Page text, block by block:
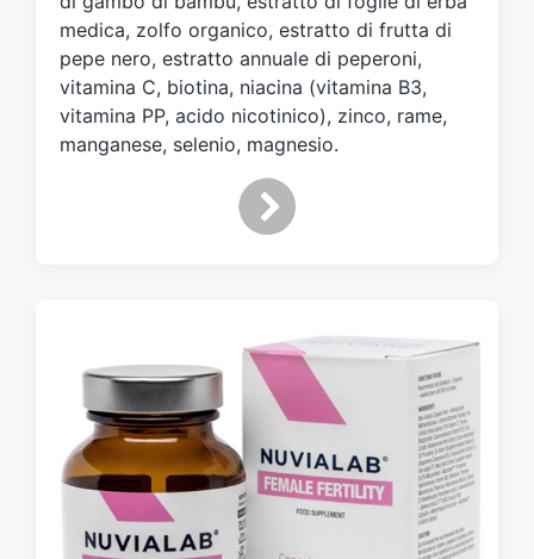
medica, zolfo organico, estratto di frutta di
pepe nero, estratto annuale di peperoni,
vitamina C, biotina, niacina (vitamina B3,
vitamina PP, acido nicotinico), zinco, rame,
manganese, selenio, magnesio.